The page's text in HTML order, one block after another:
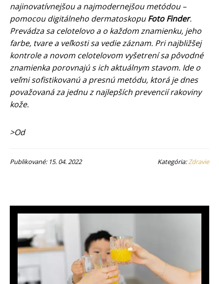
najinovatívnejšou a najmodernejšou metódou –
pomocou digitálneho dermatoskopuFoto Finder.
Prevádza sa celotelovo a o každom znamienku, jeho
farbe, tvare a veľkosti sa vedie záznam. Pri najbližšej
kontrole a novom celotelovom vyšetrení sa pôvodné
znamienka porovnajú s ich aktuálnym stavom. Ide o
veľmi sofistikovanú a presnú metódu, ktorá je dnes
považovaná za jednu z najlepších prevencií rakoviny
kože.
>Od
Publikované: 15. 04. 2022 Kategória:Zdravie